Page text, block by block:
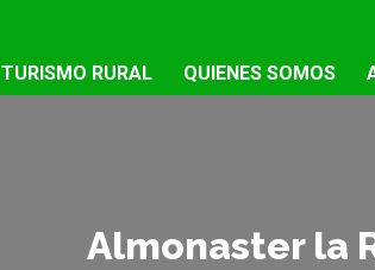
TURISMO RURAL QUIENES SOMOS
Almonaster la